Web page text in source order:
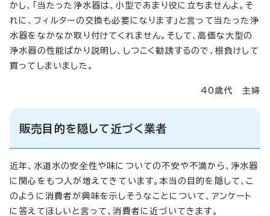
かし、「当たった浄水器は、小型であまり役に立ちませんよ。そ
れに、フィルターの交換も必要になります」と言って当たった浄
水器をなかなか取り付けてくれません。そして、高価な大型の
浄水器の性能ばかり説明し、しつこく勧誘するので、根負けして
買ってしまいました。
40歳代 主婦
販売目的を隠して近づく業者
近年、水道水の安全性や味についての不安や不満から、浄水器
に関心をもつ人が増えてきています。本当の目的を隠して、こ
のように消費者が興味を示しそうなことについて、アンケート
に答えてほしいと言って、消費者に近づいてきます。